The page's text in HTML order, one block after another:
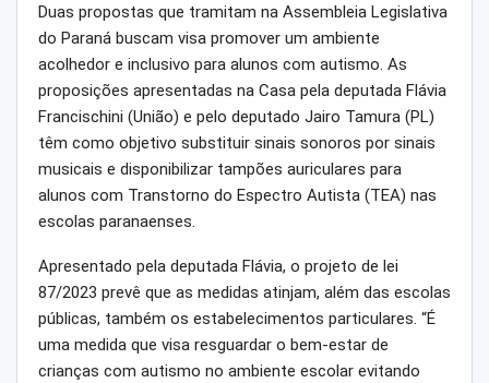
Duas propostas que tramitam na Assembleia Legislativa
do Paraná buscam visa promover um ambiente
acolhedor e inclusivo para alunos com autismo. As
proposições apresentadas na Casa pela deputada Flávia
Francischini (União) e pelo deputado Jairo Tamura (PL)
têm como objetivo substituir sinais sonoros por sinais
musicais e disponibilizar tampões auriculares para
alunos com Transtorno do Espectro Autista (TEA) nas
escolas paranaenses.
Apresentado pela deputada Flávia, o projeto de lei
87/2023 prevê que as medidas atinjam, além das escolas
públicas, também os estabelecimentos particulares. “É
uma medida que visa resguardar o bem-estar de
crianças com autismo no ambiente escolar evitando